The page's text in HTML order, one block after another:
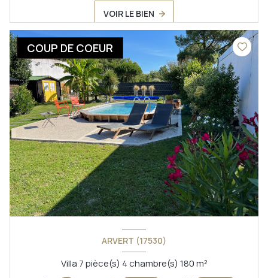
VOIR LE BIEN
COUP DE COEUR
ARVERT (17530)
Villa 7 pièce(s) 4 chambre(s) 180 m²